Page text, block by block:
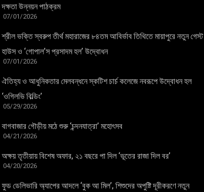
দক্ষতা উন্নয়ন পাঠক্রম
07/01/2026
শ্রীল ভক্তি স্বরুপ তীর্থ মহারাজের ৮৪তম আবির্ভাব তিথিতে মায়াপুরে নতুন গেস্ট
হাউস ও ‘গোপাল’স প্রসাদম হল’ উদ্বোধন
07/01/2026
ঐতিহ্য ও আধুনিকতার মেলবন্ধনে স্কটিশ চার্চ কলেজে নবরূপে উদ্বোধন হল
‘ওগিলভি বিল্ডিং’
05/29/2026
বাগবাজার গৌড়ীয় মঠে শুরু ‘চন্দনযাত্রা’ মহোৎসব
04/21/2026
অক্ষয় তৃতীয়ায় বিশেষ অফার, ২১ বছরে পা দিল ‘ভূতের রাজা দিল বর’
04/20/2026
ফুড ডেলিভারি অ্যাপের আদলে ‘বুক আ মিল’, শিশুদের অপুষ্টি দূরীকরণে নতুন